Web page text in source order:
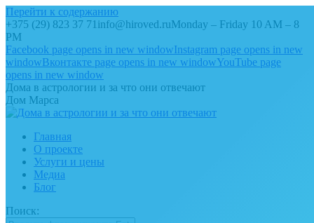
Перейти к содержанию
+375 (29) 823 37 71 info@hiroved.ruMonday – Friday 10 AM – 8
PM
Facebook page opens in new windowInstagram page opens in new
windowВконтакте page opens in new windowYouTube page
opens in new window
Дома в астрологии и за что они отвечают
Дом Марса
Главная
О проекте
Услуги и цены
Медиа
Блог
Поиск: